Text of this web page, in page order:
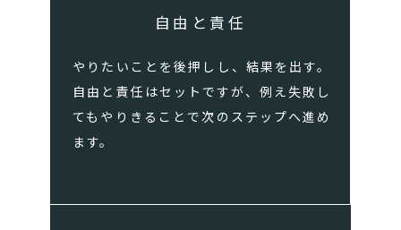
自由と責任
やりたいことを後押しし、結果を出す。
自由と責任はセットですが、例え失敗し
てもやりきることで次のステップへ進め
ます。